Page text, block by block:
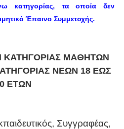
κατηγορίας, τα οποία δεν
Έπαινο Συμμετοχής.
ΚΑΤΗΓΟΡΙΑΣ ΜΑΘΗΤΩΝ
ΝΕΩΝ 18 ΕΩΣ
ΕΤΩΝ
Συγγραφέας,